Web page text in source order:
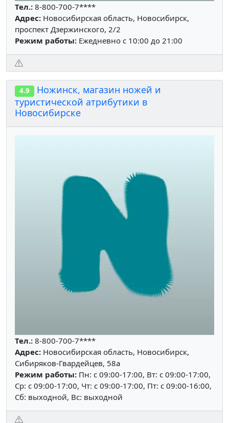
Тел.: 8-800-700-7****
Адрес: Новосибирская область, Новосибирск,
проспект Дзержинского, 2/2
Режим работы: Ежедневно с 10:00 до 21:00
4.9
Ножинск, магазин ножей и
туристической атрибутики в
Новосибирске
Тел.: 8-800-700-7****
Адрес: Новосибирская область, Новосибирск,
Сибиряков-Гвардейцев, 58а
Режим работы: Пн: c 09:00-17:00, Вт: c 09:00-17:00,
Ср: c 09:00-17:00, Чт: c 09:00-17:00, Пт: c 09:00-16:00,
Сб: выходной, Вс: выходной